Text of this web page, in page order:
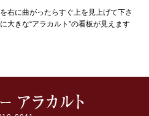
右に曲がったらすぐ上を見上げて下さ
大きな“アラカルト”の看板が見えます